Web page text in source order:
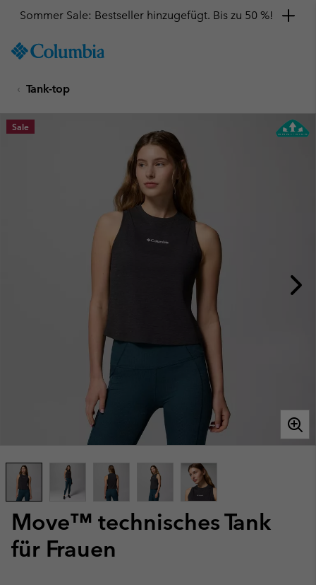
TO
SKIP
MAIN
NAV
Sommer Sale: Bestseller hinzugefügt. Bis zu 50 %!
Tank-top
Move™ technisches Tank
für Frauen
Sale